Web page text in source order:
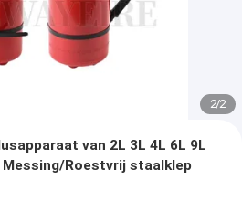
2/2
van 2L 3L 4L 6L 9L
Roestvrij staalklep